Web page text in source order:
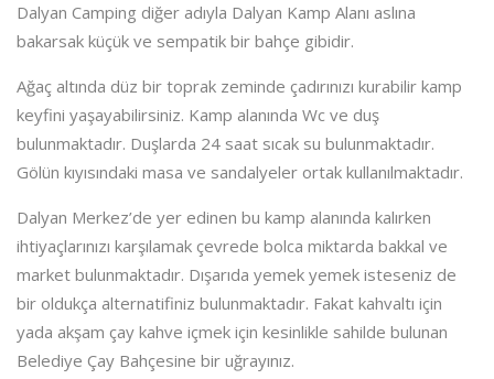
Dalyan Camping diğer adıyla Dalyan Kamp Alanı aslına
bakarsak küçük ve sempatik bir bahçe gibidir.
Ağaç altında düz bir toprak zeminde çadırınızı kurabilir kamp
keyfini yaşayabilirsiniz. Kamp alanında Wc ve duş
bulunmaktadır. Duşlarda 24 saat sıcak su bulunmaktadır.
Gölün kıyısındaki masa ve sandalyeler ortak kullanılmaktadır.
Dalyan Merkez’de yer edinen bu kamp alanında kalırken
ihtiyaçlarınızı karşılamak çevrede bolca miktarda bakkal ve
market bulunmaktadır. Dışarıda yemek yemek isteseniz de
bir oldukça alternatifiniz bulunmaktadır. Fakat kahvaltı için
yada akşam çay kahve içmek için kesinlikle sahilde bulunan
Belediye Çay Bahçesine bir uğrayınız.